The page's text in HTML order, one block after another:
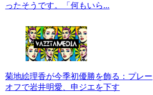
ったそうです。「何もいら...
菊地絵理香が今季初優勝を飾る：プレー
オフで岩井明愛、申ジエを下す